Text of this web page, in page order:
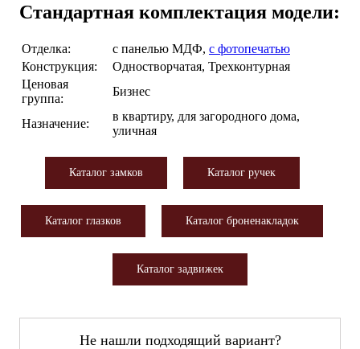
Стандартная комплектация модели:
Отделка: с панелью МДФ, с фотопечатью
Конструкция:
Одностворчатая, Трехконтурная
Ценовая
группа:
Бизнес
Назначение:
в квартиру, для загородного дома,
уличная
Каталог замков Каталог ручек
Каталог глазков Каталог броненакладок
Каталог задвижек
Не нашли подходящий вариант?